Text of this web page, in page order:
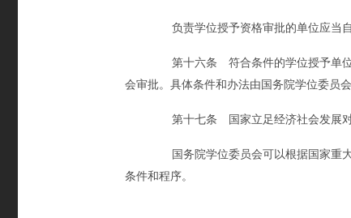
负责学位授予资格审批的单位应当自
第十六条 符合条件的学位授予单位
会审批。具体条件和办法由国务院学位委员会
第十七条 国家立足经济社会发展对
国务院学位委员会可以根据国家重大
条件和程序。